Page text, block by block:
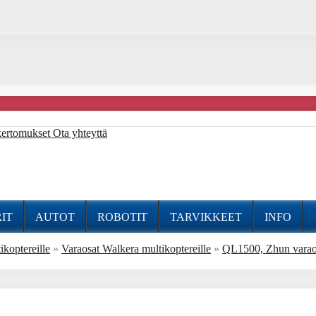
Ota yhteyttä
AUTOT ROBOTIT TARVIKKEET INFO
» Varaosat Walkera multikoptereille » QL1500, Zhun